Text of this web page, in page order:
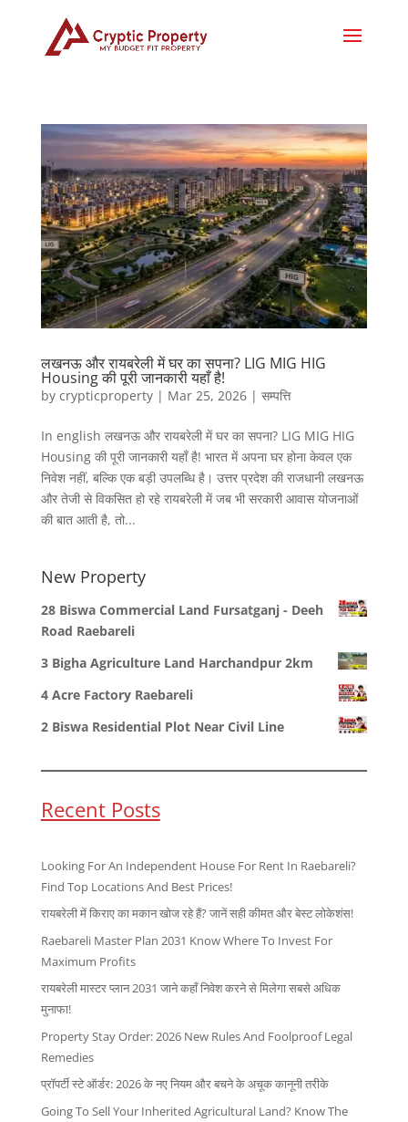
लखनऊ और रायबरेली में घर का सपना? LIG MIG HIG
Housing की पूरी जानकारी यहाँ है!
by crypticproperty| Mar 25, 2026| सम्पत्ति
In english लखनऊ और रायबरेली में घर का सपना? LIG MIG HIG
Housing की पूरी जानकारी यहाँ है! भारत में अपना घर होना केवल एक
निवेश नहीं, बल्कि एक बड़ी उपलब्धि है। उत्तर प्रदेश की राजधानी लखनऊ
और तेजी से विकसित हो रहे रायबरेली में जब भी सरकारी आवास योजनाओं
की बात आती है, तो...
New Property
28 Biswa Commercial Land Fursatganj - Deeh
Road Raebareli
3 Bigha Agriculture Land Harchandpur 2km
4 Acre Factory Raebareli
2 Biswa Residential Plot Near Civil Line
Recent Posts
Looking For An Independent House For Rent In Raebareli?
Find Top Locations And Best Prices!
रायबरेली में किराए का मकान खोज रहे हैं? जानें सही कीमत और बेस्ट लोकेशंस!
Raebareli Master Plan 2031 Know Where To Invest For
Maximum Profits
रायबरेली मास्टर प्लान 2031 जाने कहाँ निवेश करने से मिलेगा सबसे अधिक
मुनाफा!
Property Stay Order: 2026 New Rules And Foolproof Legal
Remedies
प्रॉपर्टी स्टे ऑर्डर: 2026 के नए नियम और बचने के अचूक कानूनी तरीके
Going To Sell Your Inherited Agricultural Land? Know The